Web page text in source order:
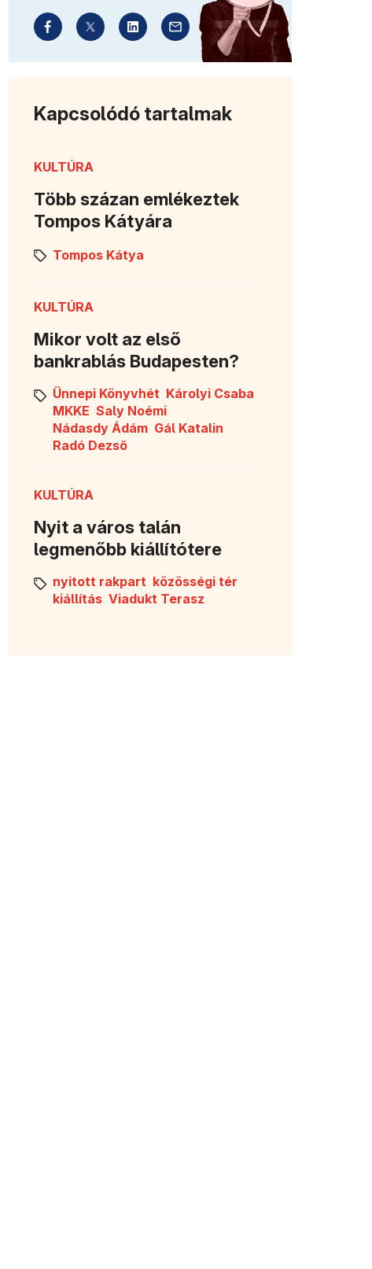
Kapcsolódó tartalmak
KULTÚRA
Több százan emlékeztek
Tompos Kátyára
Tompos Kátya
KULTÚRA
Mikor volt az első
bankrablás Budapesten?
Ünnepi Könyvhét Károlyi Csaba
MKKE Saly Noémi
Nádasdy Ádám Gál Katalin
Radó Dezső
KULTÚRA
Nyit a város talán
legmenőbb kiállítótere
nyitott rakpart közösségi tér
kiállítás Viadukt Terasz